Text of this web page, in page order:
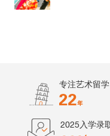
专注艺术留学
2025入学录